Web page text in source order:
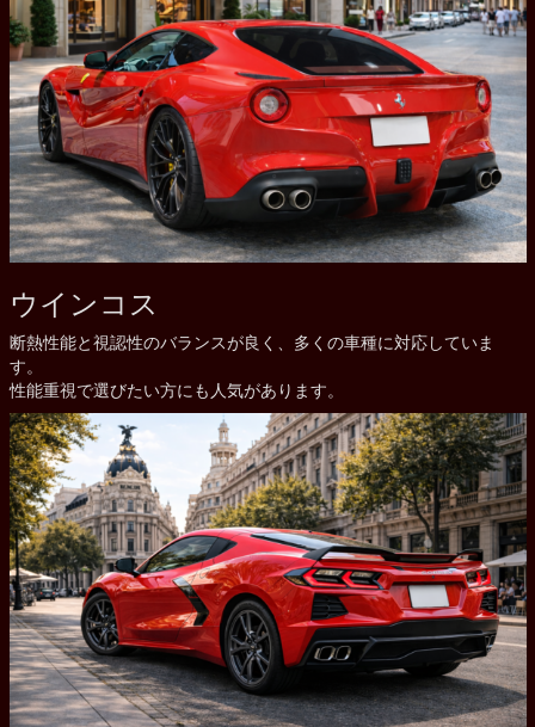
ウインコス
断熱性能と視認性のバランスが良く、多くの車種に対応していま
す。
性能重視で選びたい方にも人気があります。